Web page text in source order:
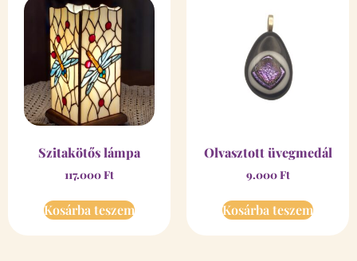
Szitakötős lámpa
117.000Ft
Kosárba teszem
Olvasztott üvegmedál
9.000Ft
Kosárba teszem